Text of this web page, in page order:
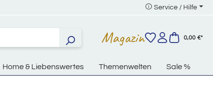
Service / Hilfe
Magazin 0,00 €*
Home & Liebenswertes Themenwelten Sale %